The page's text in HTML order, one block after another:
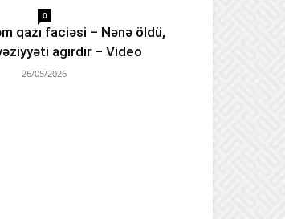
0
qazı faciəsi – Nənə öldü,
ağırdır – Video
26/05/2026